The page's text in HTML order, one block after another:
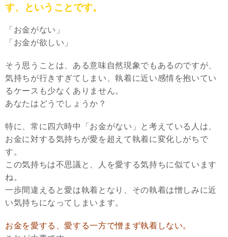
す、ということです。
「お金がない」
「お金が欲しい」
そう思うことは、ある意味自然現象でもあるのですが、
気持ちが行きすぎてしまい、執着に近い感情を抱いてい
るケースも少なくありません。
あなたはどうでしょうか？
特に、常に四六時中「お金がない」と考えている人は、
お金に対する気持ちが愛を超えて執着に変化しがちで
す。
この気持ちは不思議と、人を愛する気持ちに似ています
ね。
一歩間違えると愛は執着となり、その執着は憎しみに近
い気持ちになってしまいます。
お金を愛する、愛する一方で憎まず執着しない。